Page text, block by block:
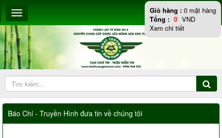
Báo Chí - Truyền Hình đưa tin về chúng tôi
Giỏ hàng : 0 mặt hàng
Tổng : 0 VND
Xem chi tiết